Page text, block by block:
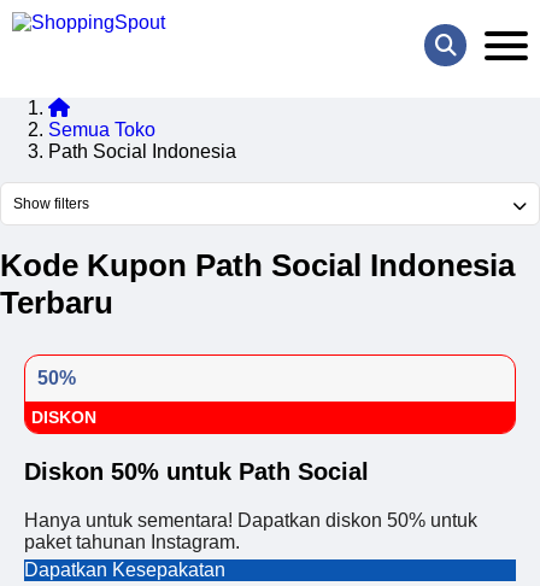
Semua Toko
Path Social Indonesia
Show filters
Kode Kupon Path Social Indonesia
Terbaru
50%
DISKON
Diskon 50% untuk Path Social
Hanya untuk sementara! Dapatkan diskon 50% untuk
paket tahunan Instagram.
Dapatkan Kesepakatan